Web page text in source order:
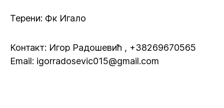
Терени: Фк Игало
Контакт: Игор Радошевић , +38269670565
Email: igorradosevic015@gmail.com